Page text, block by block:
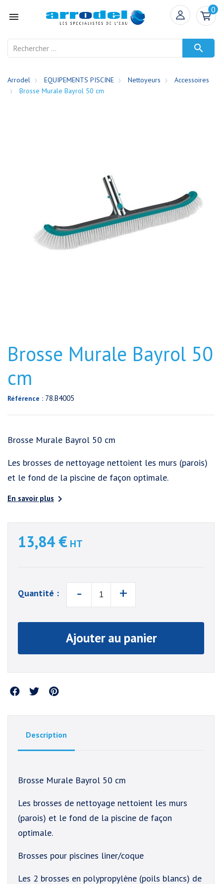

0

Arrodel EQUIPEMENTS PISCINE Nettoyeurs
Accessoires
Brosse Murale Bayrol 50 cm
Brosse Murale Bayrol 50
cm
Référence : 78.B4005
Brosse Murale Bayrol 50 cm
Les brosses de nettoyage nettoient les murs (parois)
et le fond de la piscine de façon optimale.
En savoir plus 
13,84 € HT
Quantité : - +
Ajouter au panier
Partager
Description
Brosse Murale Bayrol 50 cm
Les brosses de nettoyage nettoient les murs
(parois) et le fond de la piscine de façon
optimale.
Brosses pour piscines liner/coque
Les 2 brosses en polypropylène (poils blancs) de